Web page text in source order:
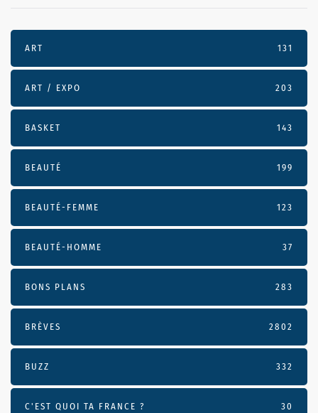
ART 131
ART / EXPO 203
BASKET 143
BEAUTÉ 199
BEAUTÉ-FEMME 123
BEAUTÉ-HOMME 37
BONS PLANS 283
BRÈVES 2802
BUZZ 332
C'EST QUOI TA FRANCE ? 30